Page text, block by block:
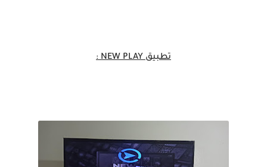
تطبيق NEW PLAY :